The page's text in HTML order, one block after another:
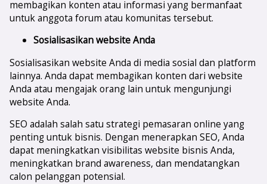
membagikan konten atau informasi yang bermanfaat
untuk anggota forum atau komunitas tersebut.
Sosialisasikan website Anda
Sosialisasikan website Anda di media sosial dan platform
lainnya. Anda dapat membagikan konten dari website
Anda atau mengajak orang lain untuk mengunjungi
website Anda.
SEO adalah salah satu strategi pemasaran online yang
penting untuk bisnis. Dengan menerapkan SEO, Anda
dapat meningkatkan visibilitas website bisnis Anda,
meningkatkan brand awareness, dan mendatangkan
calon pelanggan potensial.